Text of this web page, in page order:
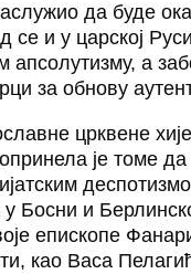
да буде
и у царској
а
за обнову
црквене
је томе
Босни и
епископе
као Васа